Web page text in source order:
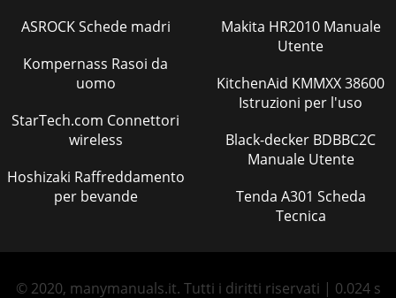
ASROCK Schede madri
Kompernass Rasoi da
uomo
StarTech.com Connettori
wireless
Hoshizaki Raffreddamento
per bevande
Makita HR2010 Manuale
Utente
KitchenAid KMMXX 38600
Istruzioni per l'uso
Black-decker BDBBC2C
Manuale Utente
Tenda A301 Scheda
Tecnica
© 2020, manymanuals.it. Tutti i diritti riservati | 0.024 s